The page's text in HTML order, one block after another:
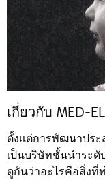
เกี่ยวกับ MED-EL
ตั้งแต่การพัฒนาปร
เป็นบริษัทชั้นนำระดั
ดูกันว่าอะไรคือสิ่งที่